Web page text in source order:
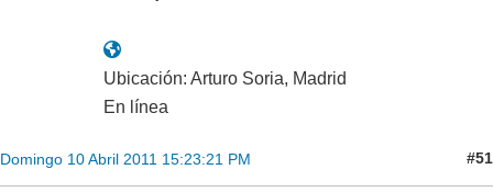
Ubicación: Arturo Soria, Madrid
En línea
Domingo 10 Abril 2011 15:23:21 PM #51